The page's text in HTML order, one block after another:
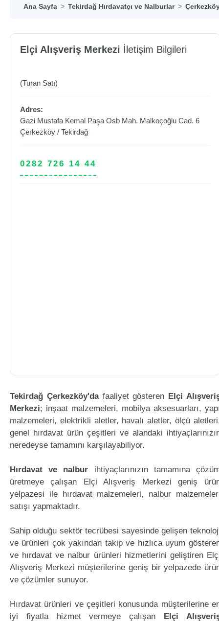
Ana Sayfa Tekirdağ Hırdavatçı ve Nalburlar
Elçi Alışveriş Merkezi İletişim Bilgileri
(Turan Satı)
Adres:
Gazi Mustafa Kemal Paşa Osb Mah. Malkoçoğlu Cad. 6
Çerkezköy / Tekirdağ
0282 726 14 44
Tekirdağ Çerkezköy'dafaaliyet gösteren Elçi
Merkezi; inşaat malzemeleri, mobilya aksesuarları,
malzemeleri, elektrikli aletler, havalı aletler, ölçü
genel hırdavat ürün çeşitleri ve alandaki
neredeyse tamamını karşılayabiliyor.
Hırdavat ve nalbur ihtiyaçlarınızın tamamına
üretmeye çalışan Elçi Alışveriş Merkezi geniş
yelpazesi ile hırdavat malzemeleri, nalbur
satışı yapmaktadır.
Sahip olduğu sektör tecrübesi sayesinde gelişen
ve ürünleri çok yakından takip ve hızlıca uyum
ve hırdavat ve nalbur ürünleri hizmetlerini geliştiren
Alışveriş Merkezi müşterilerine geniş bir yelpazede
ve çözümler sunuyor.
Hırdavat ürünleri ve çeşitleri konusunda müşterilerine
iyi fiyatla hizmet vermeye çalışan Elçi